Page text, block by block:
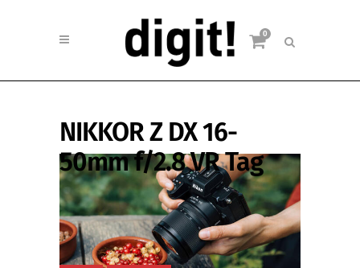
0
NIKKOR Z DX 16-
50mm f/2.8 VR Tag